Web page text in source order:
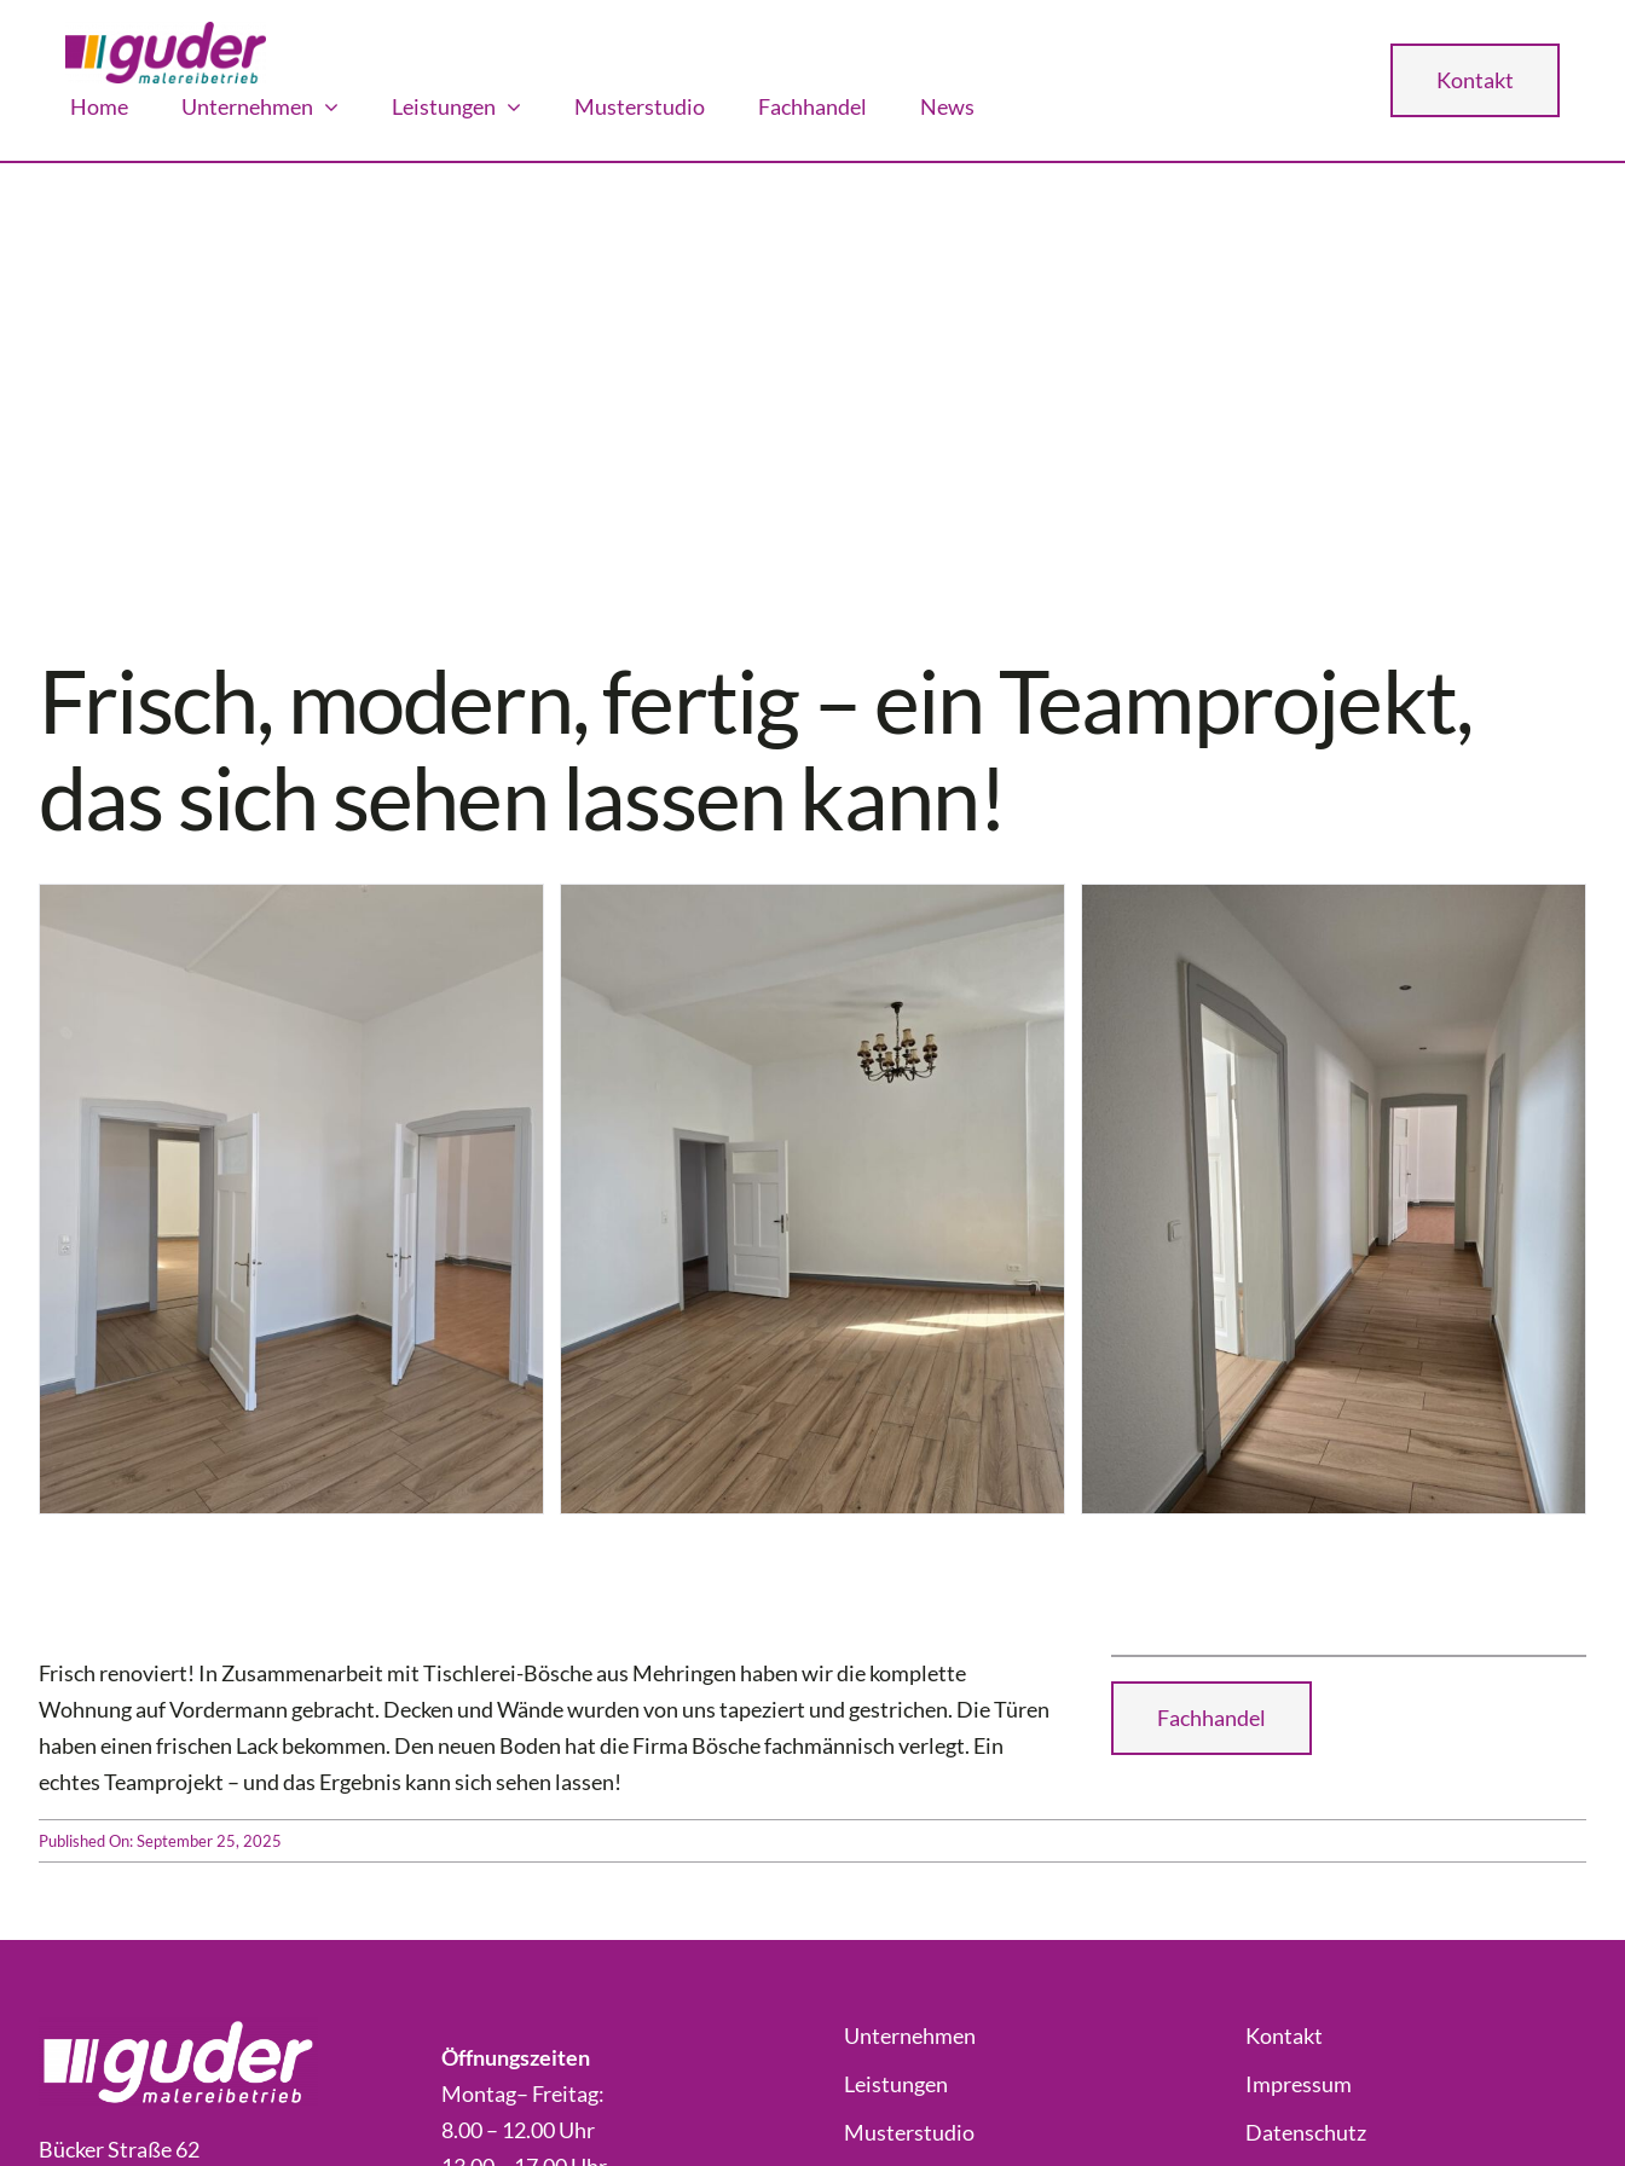
Home Unternehmen Leistungen Musterstudio Fachhandel News
Kontakt
Frisch, modern, fertig – ein Teamprojekt,
das sich sehen lassen kann!
Frisch renoviert! In Zusammenarbeit mit Tischlerei-Bösche aus Mehringen haben wir die komplette
Wohnung auf Vordermann gebracht. Decken und Wände wurden von uns tapeziert und gestrichen. Die Türen
haben einen frischen Lack bekommen. Den neuen Boden hat die Firma Bösche fachmännisch verlegt. Ein
echtes Teamprojekt – und das Ergebnis kann sich sehen lassen!
Fachhandel
Published On: September 25, 2025
Bücker Straße 62
Öffnungszeiten
Montag– Freitag:
8.00 – 12.00 Uhr
Unternehmen
Leistungen
Musterstudio
Kontakt
Impressum
Datenschutz